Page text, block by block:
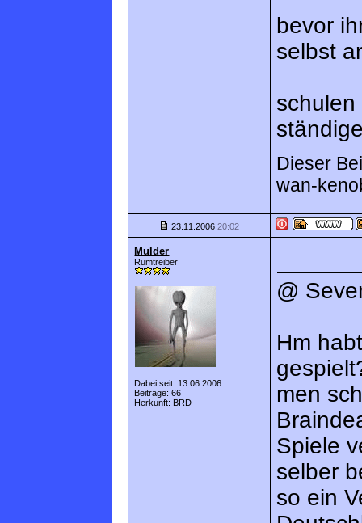
bevor
selbst
Dieser
wan-
23.11.200620:02
Mulder
Rumtreiber
Dabei seit: 13.06.2006
Beiträge: 66
Herkunft: BRD
@
Hm
men
Spiele
selber
so ein